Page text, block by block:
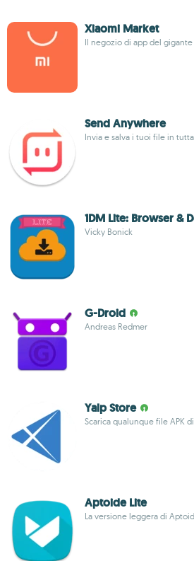
Xiaomi Market
Il negozio di app del gigante
Send Anywhere
Invia e salva i tuoi file in
1DM Lite: Browser &
Vicky Bonick
G-Droid
Andreas Redmer
Yalp Store
Scarica qualunque file APK
Aptoide Lite
La versione leggera di